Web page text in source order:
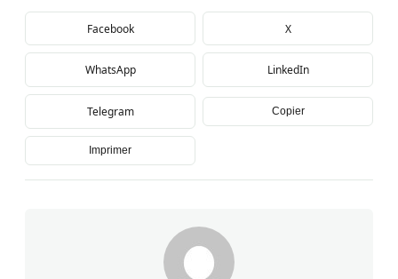
Facebook X
WhatsApp LinkedIn
Telegram Copier
Imprimer